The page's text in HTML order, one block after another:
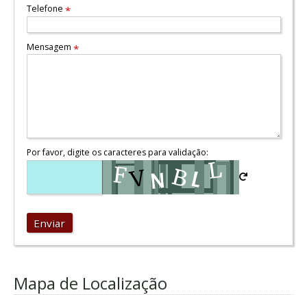
Telefone *
Mensagem *
Por favor, digite os caracteres para validação:
Enviar
Mapa de Localização